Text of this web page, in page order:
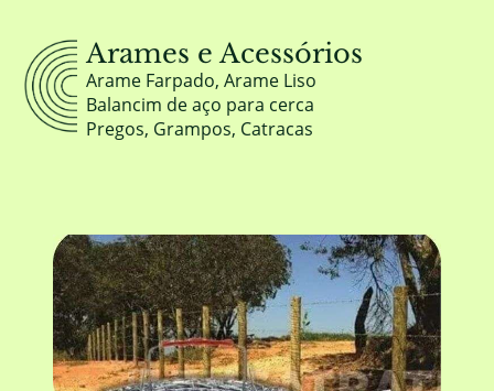
Arames e Acessórios
Arame Farpado, Arame Liso
Balancim de aço para cerca
Pregos, Grampos, Catracas